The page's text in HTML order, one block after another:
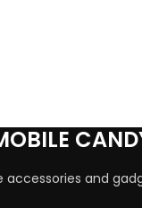
accessories and